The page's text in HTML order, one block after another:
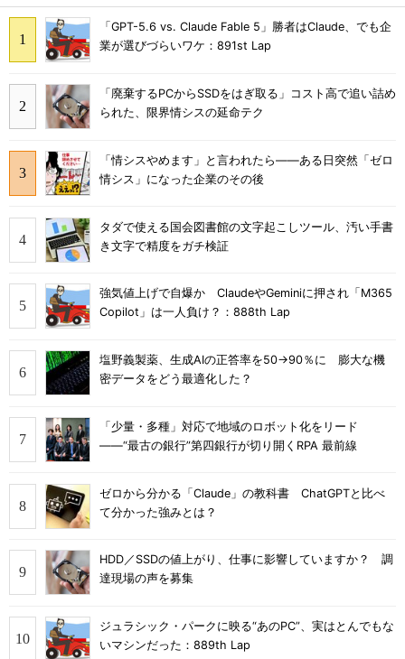
「GPT-5.6 vs. Claude Fable 5」勝者はClaude、でも企
業が選びづらいワケ：891st Lap
「廃棄するPCからSSDをはぎ取る」コスト高で追い詰め
られた、限界情シスの延命テク
「情シスやめます」と言われたら――ある日突然「ゼロ
情シス」になった企業のその後
タダで使える国会図書館の文字起こしツール、汚い手書
き文字で精度をガチ検証
強気値上げで自爆か ClaudeやGeminiに押され「M365
Copilot」は一人負け？：888th Lap
塩野義製薬、生成AIの正答率を50→90％に 膨大な機
密データをどう最適化した？
「少量・多種」対応で地域のロボット化をリード
――“最古の銀行”第四銀行が切り開くRPA 最前線
ゼロから分かる「Claude」の教科書 ChatGPTと比べ
て分かった強みとは？
HDD／SSDの値上がり、仕事に影響していますか？ 調
達現場の声を募集
ジュラシック・パークに映る“あのPC”、実はとんでもな
いマシンだった：889th Lap